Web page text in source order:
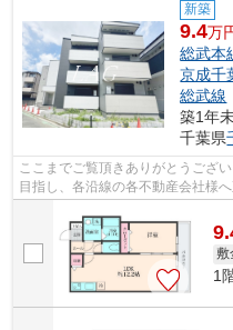
新築
9.4万
総武本
京成千
総武線
築1年
千葉県
ここまでご覧頂きありがとうござ
目指し、各沿線の各不動産会社様
敷
1